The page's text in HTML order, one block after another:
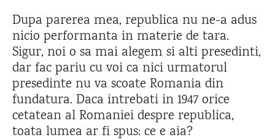
Dupa parerea mea, republica nu ne-a adus
nicio performanta in materie de tara.
Sigur, noi o sa mai alegem si alti presedinti,
dar fac pariu cu voi ca nici urmatorul
presedinte nu va scoate Romania din
fundatura. Daca intrebati in 1947 orice
cetatean al Romaniei despre republica,
toata lumea ar fi spus: ce e aia?